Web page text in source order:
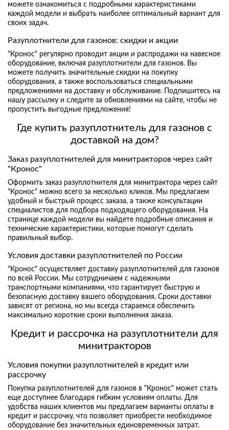
можете ознакомиться с подробными характеристиками
каждой модели и выбрать наиболее оптимальный вариант для
своих задач.
Разуплотнители для газонов: скидки и акции
"Кронос" регулярно проводит акции и распродажи на навесное
оборудование, включая разуплотнители для газонов. Вы
можете получить значительные скидки на покупку
оборудования, а также воспользоваться специальными
предложениями на доставку и обслуживание. Подпишитесь на
нашу рассылку и следите за обновлениями на сайте, чтобы не
пропустить выгодные предложения!
Где купить разуплотнитель для газонов с
доставкой на дом?
Заказ разуплотнителей для минитракторов через сайт
"Кронос"
Оформить заказ разуплотнителя для минитрактора через сайт
"Кронос" можно всего за несколько кликов. Мы предлагаем
удобный и быстрый процесс заказа, а также консультации
специалистов для подбора подходящего оборудования. На
странице каждой модели вы найдете подробные описания и
технические характеристики, которые помогут сделать
правильный выбор.
Условия доставки разуплотнителей по России
"Кронос" осуществляет доставку разуплотнителей для газонов
по всей России. Мы сотрудничаем с надежными
транспортными компаниями, что гарантирует быструю и
безопасную доставку вашего оборудования. Сроки доставки
зависят от региона, но мы всегда стараемся обеспечить
максимально короткие сроки выполнения заказа.
Кредит и рассрочка на разуплотнители для
минитракторов
Условия покупки разуплотнителей в кредит или
рассрочку
Покупка разуплотнителей для газонов в "Кронос" может стать
еще доступнее благодаря гибким условиям оплаты. Для
удобства наших клиентов мы предлагаем варианты оплаты в
кредит и рассрочку, что позволяет приобрести необходимое
оборудование без значительных единовременных затрат.